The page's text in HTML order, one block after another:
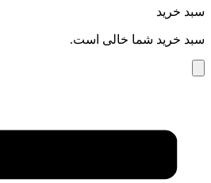
سبد خرید
سبد خرید شما خالی است.